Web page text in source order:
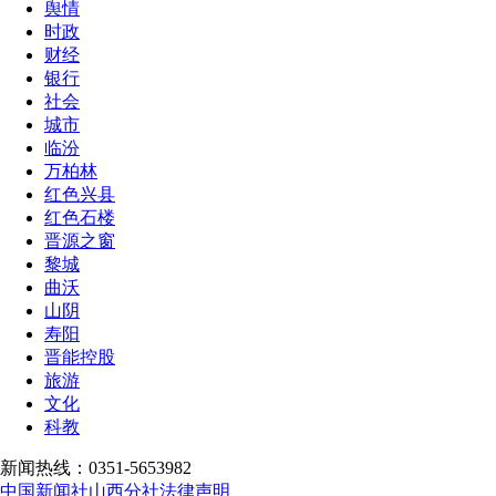
舆情
时政
财经
银行
社会
城市
临汾
万柏林
红色兴县
红色石楼
晋源之窗
黎城
曲沃
山阴
寿阳
晋能控股
旅游
文化
科教
新闻热线：0351-5653982
中国新闻社山西分社法律声明